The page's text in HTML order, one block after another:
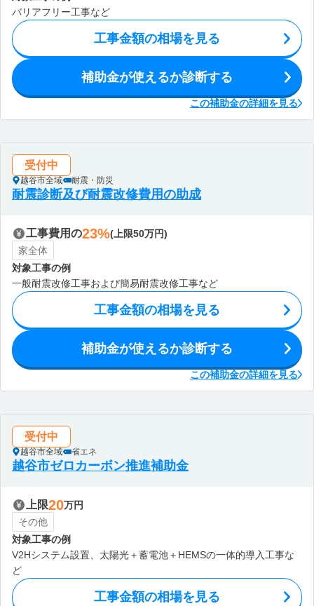
バリアフリー工事など
工事金額の相場を見る
補助金が使えるか診断する
この補助金の詳細を見る
受付中
越谷市全域 耐震・防災
耐震診断及び耐震改修費用の助成
工事費用の23%(上限50万円)
家全体
対象工事の例
一般耐震改修工事および簡易耐震改修工事など
工事金額の相場を見る
補助金が使えるか診断する
この補助金の詳細を見る
受付中
越谷市全域 省エネ
越谷市ゼロカーボン推進補助金
上限20万円
その他
対象工事の例
V2Hシステム設置、太陽光＋蓄電池＋HEMSの一体的導入工事な
ど
工事金額の相場を見る